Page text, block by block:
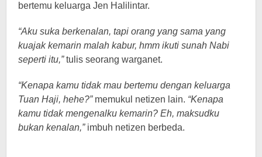
bertemu keluarga Jen Halilintar.
“Aku suka berkenalan, tapi orang yang sama yang
kuajak kemarin malah kabur, hmm ikuti sunah Nabi
seperti itu,”tulis seorang warganet.
“Kenapa kamu tidak mau bertemu dengan keluarga
Tuan Haji, hehe?”memukul netizen lain. “Kenapa
kamu tidak mengenalku kemarin? Eh, maksudku
bukan kenalan,”imbuh netizen berbeda.